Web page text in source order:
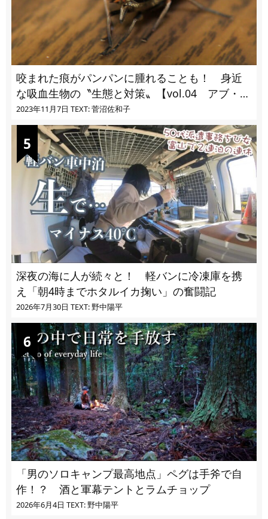
咬まれた痕がパンパンに腫れることも！ 身近
な吸血生物の〝生態と対策〟【vol.04 アブ・ブ
ユ・ヌカカ】
2023年11月7日 TEXT: 菅沼佐和子
深夜の海に人が続々と！ 軽バンに冷凍庫を携
え「朝4時までホタルイカ掬い」の奮闘記
2026年7月30日 TEXT: 野中陽平
「男のソロキャンプ最高地点」ペグは手斧で自
作！？ 酒と軍幕テントとラムチョップ
2026年6月4日 TEXT: 野中陽平